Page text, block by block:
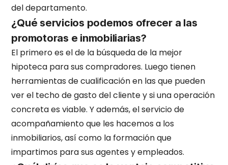
del departamento.
¿Qué servicios podemos ofrecer a las
promotoras e inmobiliarias?
El primero es el de la búsqueda de la mejor
hipoteca para sus compradores. Luego tienen
herramientas de cualificación en las que pueden
ver el techo de gasto del cliente y si una operación
concreta es viable. Y además, el servicio de
acompañamiento que les hacemos a los
inmobiliarios, así como la formación que
impartimos para sus agentes y empleados.